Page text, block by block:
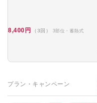
8,400円 （3回） 3部位・蓄熱式
プラン・キャンペーン